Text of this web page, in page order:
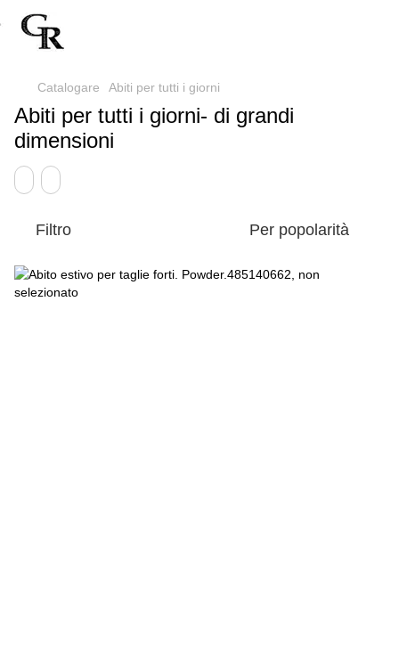
Catalogare Abiti per tutti i giorni
Abiti per tutti i giorni- di grandi
dimensioni
Filtro Per popolarità